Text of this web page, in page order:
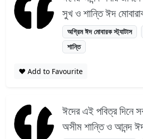
সুখ ও শান্তি ঈদ
অগ্রিম ঈদ মোবারক স্ট্যাটাস
শান্তি
❤️ Add to Favourite
ঈদের এই পবিত্র দিনে
অসীম শান্তি ও আনন্দ